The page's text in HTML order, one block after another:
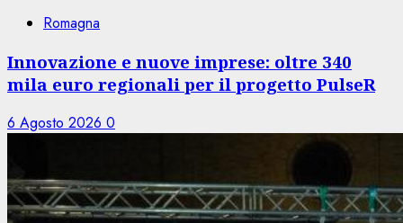
Romagna
Innovazione e nuove imprese: oltre 340
mila euro regionali per il progetto PulseR
6 Agosto 2026 0